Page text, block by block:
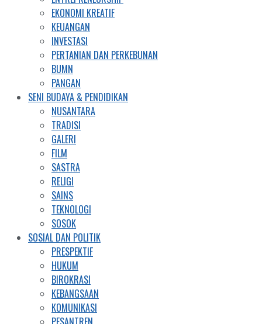
EKONOMI KREATIF
KEUANGAN
INVESTASI
PERTANIAN DAN PERKEBUNAN
BUMN
PANGAN
SENI BUDAYA & PENDIDIKAN
NUSANTARA
TRADISI
GALERI
FILM
SASTRA
RELIGI
SAINS
TEKNOLOGI
SOSOK
SOSIAL DAN POLITIK
PRESPEKTIF
HUKUM
BIROKRASI
KEBANGSAAN
KOMUNIKASI